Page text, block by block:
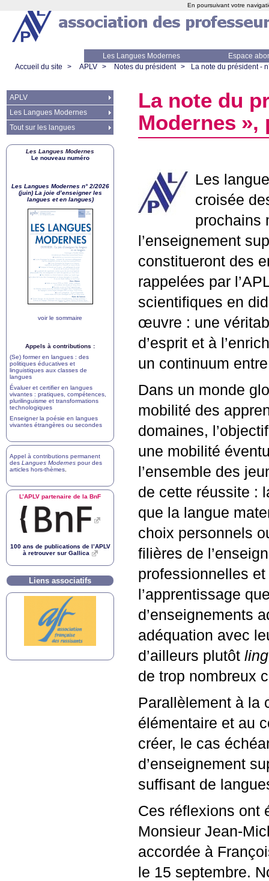
Les Langues Modernes
Espace
Accueil du site
> APLV > Notes du président > La note du président -
La note du
Modernes »,
Les
croisée
prochains
l’enseignement
constitueront des
rappelées par l’
scientifiques en
œuvre : une
d’esprit et à
un continuum
Dans un monde
mobilité des
domaines,
une mobilité
l’ensemble des
de cette réussite :
que la langue
choix personnels
filières de
professionnelles
l’apprentissage
d’enseignements
adéquation avec
d’ailleurs plutôt
de trop nombreux
Parallèlement à la
élémentaire et au
créer, le cas
d’enseignement
suffisant de
Ces réflexions ont
Monsieur Jean-
accordée à
le 15 septembre.
APLV
Les Langues Modernes
Tout sur les langues
Les Langues Modernes
Le nouveau numéro
Les Langues Modernes n° 2/2026
(juin) La joie d’enseigner les
langues et en langues)
voir le sommaire
Appels à contributions :
(Se) former en langues : des
politiques éducatives et
linguistiques aux classes de
langues
Évaluer et certifier en langues
vivantes : pratiques, compétences,
plurilinguisme et transformations
technologiques
Enseigner la poésie en langues
vivantes étrangères ou secondes
Appel à contributions permanent
des Langues Modernes pour des
articles hors-thèmes
L’APLV partenaire de la BnF
100 ans de publications de l’APLV
à retrouver sur Gallica
Liens associatifs
En poursuivant votre